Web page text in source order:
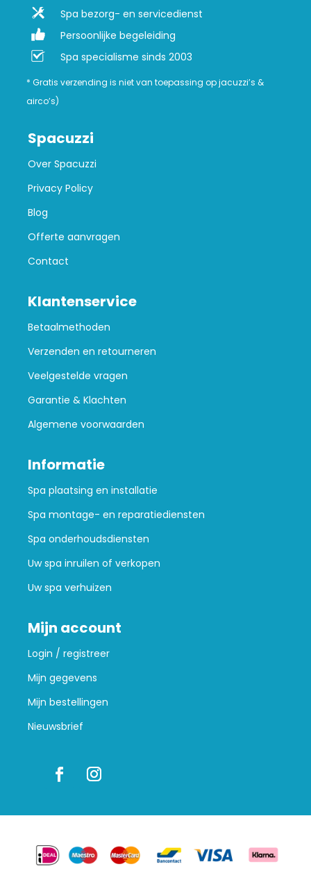
Spa bezorg- en servicedienst
Persoonlijke begeleiding
Spa specialisme sinds 2003
* Gratis verzending is niet van toepassing op jacuzzi’s &
airco’s)
Spacuzzi
Over Spacuzzi
Privacy Policy
Blog
Offerte aanvragen
Contact
Klantenservice
Betaalmethoden
Verzenden en retourneren
Veelgestelde vragen
Garantie & Klachten
Algemene voorwaarden
Informatie
Spa plaatsing en installatie
Spa montage- en reparatiediensten
Spa onderhoudsdiensten
Uw spa inruilen of verkopen
Uw spa verhuizen
Mijn account
Login / registreer
Mijn gegevens
Mijn bestellingen
Nieuwsbrief